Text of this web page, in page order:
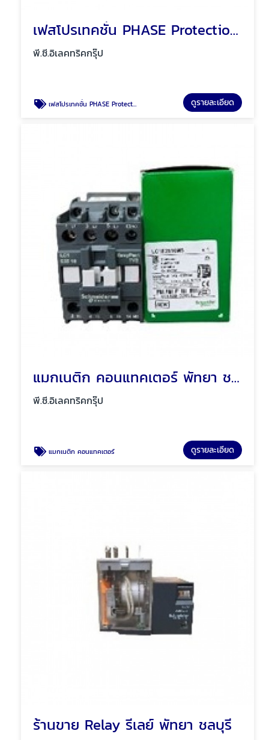
เฟสโปรเทคชั่น PHASE Protection พัทยา ชลบุรี
พี.ซี.อิเลคทริคกรุ๊ป
เฟสโปรเทคชั่น PHASE Protection พัทยา ชลบุรี ดูรายละเอียด
แมกเนติก คอนแทคเตอร์ พัทยา ชลบุรี
พี.ซี.อิเลคทริคกรุ๊ป
แมกเนติก คอนแทคเตอร์ ดูรายละเอียด
ร้านขาย Relay รีเลย์ พัทยา ชลบุรี